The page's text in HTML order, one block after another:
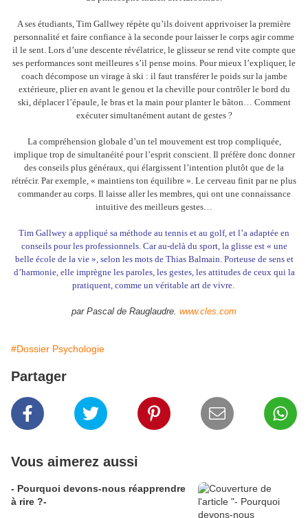
A ses étudiants, Tim Gallwey répète qu’ils doivent apprivoiser la première
personnalité et faire confiance à la seconde pour laisser le corps agir comme
il le sent. Lors d’une descente révélatrice, le glisseur se rend vite compte que
ses performances sont meilleures s’il pense moins. Pour mieux l’expliquer, le
coach décompose un virage à ski : il faut transférer le poids sur la jambe
extérieure, plier en avant le genou et la cheville pour contrôler le bord du
ski, déplacer l’épaule, le bras et la main pour planter le bâton… Comment
exécuter simultanément autant de gestes ?
La compréhension globale d’un tel mouvement est trop compliquée,
implique trop de simultanéité pour l’esprit conscient. Il préfère donc donner
des conseils plus généraux, qui élargissent l’intention plutôt que de la
rétrécir. Par exemple, « maintiens ton équilibre ». Le cerveau finit par ne plus
commander au corps. Il laisse aller les membres, qui ont une connaissance
intuitive des meilleurs gestes…
Tim Gallwey a appliqué sa méthode au tennis et au golf, et l’a adaptée en
conseils pour les professionnels. Car au-delà du sport, la glisse est « une
belle école de la vie », selon les mots de Thias Balmain. Porteuse de sens et
d’harmonie, elle imprègne les paroles, les gestes, les attitudes de ceux qui la
pratiquent, comme un véritable art de vivre.
par Pascal de Rauglaudre. www.cles.com
#Dossier Psychologie
Partager
Vous aimerez aussi
- Pourquoi devons-nous réapprendre
à rire ?-